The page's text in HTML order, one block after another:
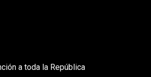
a toda la República